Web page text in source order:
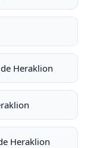
Heraklion
Heraklion